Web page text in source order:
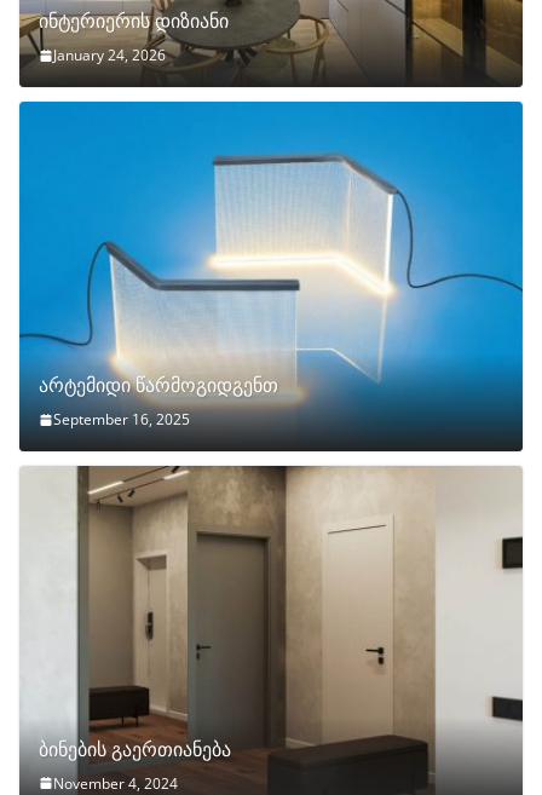
ინტერიერის დიზიანი
January 24, 2026
არტემიდი წარმოგიდგენთ
September 16, 2025
ბინების გაერთიანება
November 4, 2024